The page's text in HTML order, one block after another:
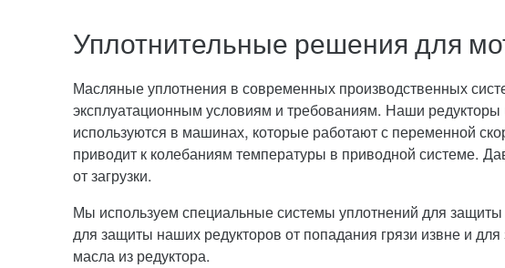
Уплотнительные решения для
Масляные уплотнения в современных производственных
эксплуатационным условиям и требованиям. Наши
используются в машинах, которые работают с переменной
приводит к колебаниям температуры в приводной системе.
от загрузки.
Мы используем специальные системы уплотнений для
для защиты наших редукторов от попадания грязи извне и
масла из редуктора.